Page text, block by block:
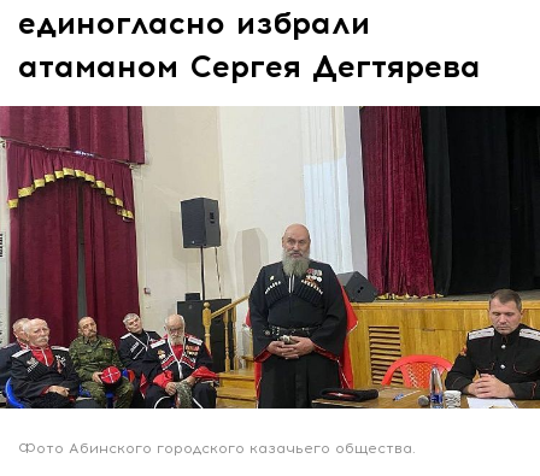
единогласно избрали
атаманом Сергея Дегтярева
Фото Абинского городского казачьего общества.